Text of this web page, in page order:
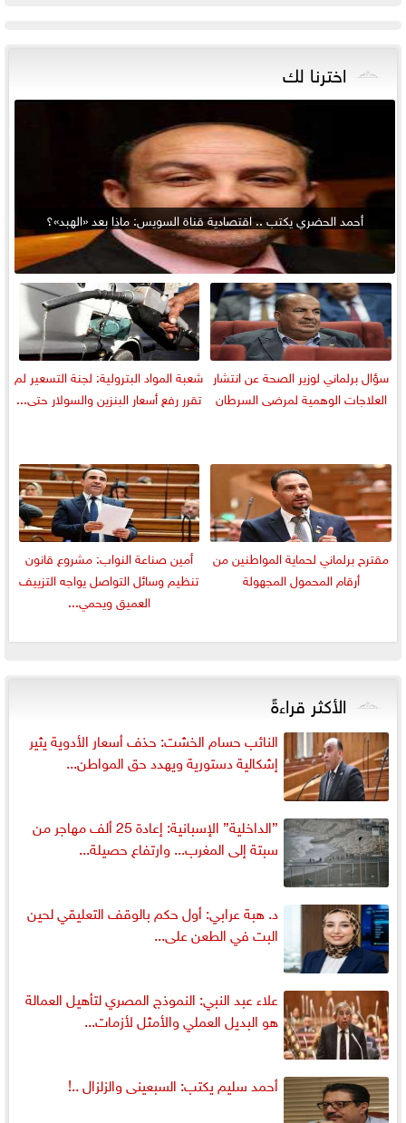
اخترنا لك
أحمد الحضري يكتب .. اقتصادية قناة السويس: ماذا بعد «الهبد»؟
سؤال برلماني لوزير الصحة عن انتشار
العلاجات الوهمية لمرضى السرطان
شعبة المواد البترولية: لجنة التسعير لم
تقرر رفع أسعار البنزين والسولار حتى...
مقترح برلماني لحماية المواطنين من
أرقام المحمول المجهولة
أمين صناعة النواب: مشروع قانون
تنظيم وسائل التواصل يواجه التزييف
العميق ويحمي...
الأكثر قراءةً
النائب حسام الخشت: حذف أسعار الأدوية يثير
إشكالية دستورية ويهدد حق المواطن...
”الداخلية” الإسبانية: إعادة 25 ألف مهاجر من
سبتة إلى المغرب... وارتفاع حصيلة...
د. هبة عرابي: أول حكم بالوقف التعليقي لحين
البت في الطعن على...
علاء عبد النبي: النموذج المصري لتأهيل العمالة
هو البديل العملي والأمثل لأزمات...
أحمد سليم يكتب: السبعينى والزلزال ..!